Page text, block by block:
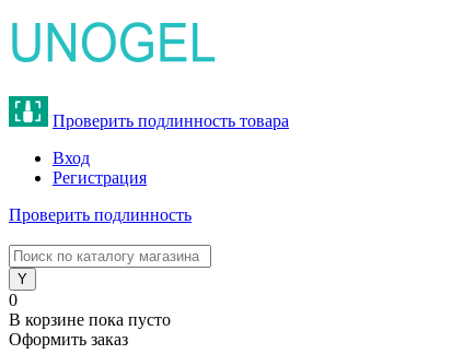
Проверить подлинность товара
Вход
Регистрация
Проверить подлинность
0
В корзине пока пусто
Оформить заказ